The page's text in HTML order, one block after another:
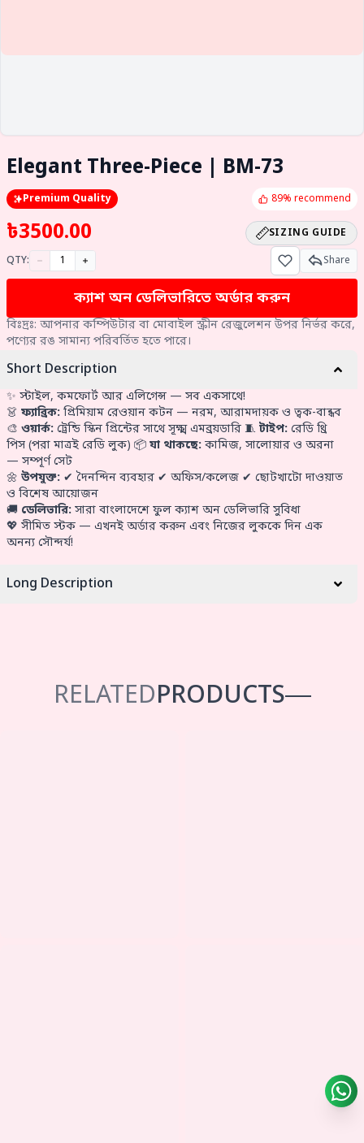
Elegant Three-Piece | BM-73
Premium Quality 89% recommend
৳3500.00 SIZING GUIDE
QTY: Share
ক্যাশ অন ডেলিভারিতে অর্ডার করুন
বিঃদ্রঃ: আপনার কম্পিউটার বা মোবাইল স্ক্রীন রেজুলেশন উপর নির্ভর করে,
পণ্যের রঙ সামান্য পরিবর্তিত হতে পারে।
Short Description
✨ স্টাইল, কমফোর্ট আর এলিগেন্স — সব একসাথে!
👗 ফ্যাব্রিক: প্রিমিয়াম রেওয়ান কটন — নরম, আরামদায়ক ও ত্বক-বান্ধব
🎨 ওয়ার্ক: ট্রেন্ডি স্কিন প্রিন্টের সাথে সূক্ষ্ম এমব্রয়ডারি 🧵 টাইপ: রেডি থ্রি
পিস (পরা মাত্রই রেডি লুক) 📦 যা থাকছে: কামিজ, সালোয়ার ও অরনা
— সম্পূর্ণ সেট
🌼 উপযুক্ত: ✔ দৈনন্দিন ব্যবহার ✔ অফিস/কলেজ ✔ ছোটখাটো দাওয়াত
ও বিশেষ আয়োজন
🚚 ডেলিভারি: সারা বাংলাদেশে ফুল ক্যাশ অন ডেলিভারি সুবিধা
💖 সীমিত স্টক — এখনই অর্ডার করুন এবং নিজের লুককে দিন এক
অনন্য সৌন্দর্য!
Long Description
RELATEDPRODUCTS